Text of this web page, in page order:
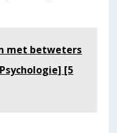
met betweters
[5